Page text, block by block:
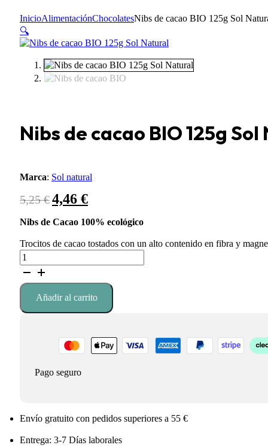
InicioAlimentaciónChocolatesNibs de cacao BIO 125g Sol
🔍
Nibs de cacao BIO 125g
Marca: Sol natural
5,25€El
precio
original
5,25 €.
4,46 €El
precio
actual
4,46 €.
Nibs de Cacao 100% ecológico
Trocitos de cacao tostados con un alto contenido en fibra y
Nibs
de
BIO
125g
Sol
Añadir al carrito
Pago seguro
Envío gratuito con pedidos superiores a 55 €
Entrega: 3-7 Días laborales